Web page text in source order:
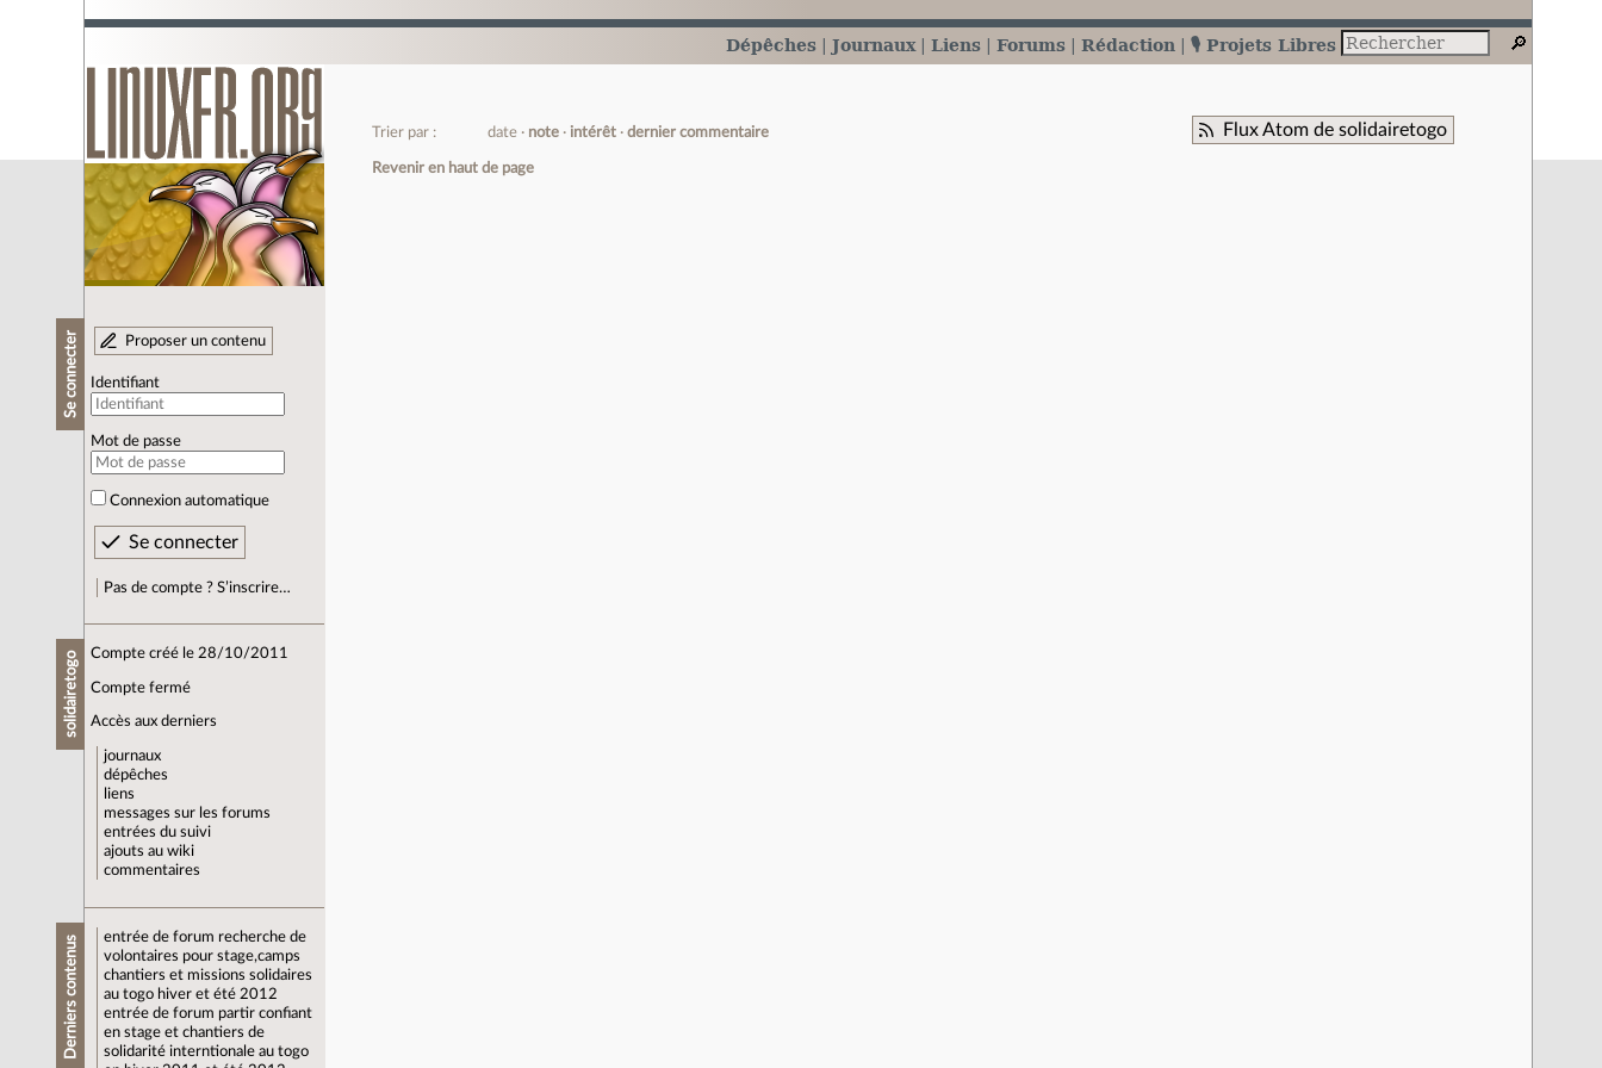
Dépêches Journaux Liens Forums Rédaction 🎙️ Projets Libres
Se connecter Proposer un contenu
Identifiant
Mot de passe
Connexion automatique
Pas de compte ? S’inscrire…
solidairetogo Compte créé le 28/10/2011
Compte fermé
Accès aux derniers
journaux
dépêches
liens
messages sur les forums
entrées du suivi
ajouts au wiki
commentaires
Derniers contenus entrée de forum recherche de
volontaires pour stage,camps
chantiers et missions solidaires
au togo hiver et été 2012
entrée de forum partir confiant
en stage et chantiers de
solidarité interntionale au togo
Flux Atom de solidairetogo
Trier par : date note intérêt dernier commentaire
Revenir en haut de page